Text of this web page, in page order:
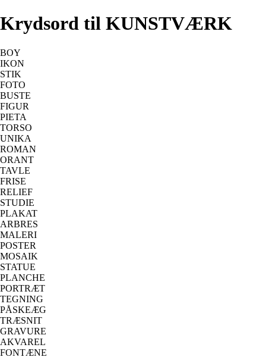
Krydsord til KUNSTVÆRK
BOY
IKON
STIK
FOTO
BUSTE
FIGUR
PIETA
TORSO
UNIKA
ROMAN
ORANT
TAVLE
FRISE
RELIEF
STUDIE
PLAKAT
ARBRES
MALERI
POSTER
MOSAIK
STATUE
PLANCHE
PORTRÆT
TEGNING
PÅSKEÆG
TRÆSNIT
GRAVURE
AKVAREL
FONTÆNE